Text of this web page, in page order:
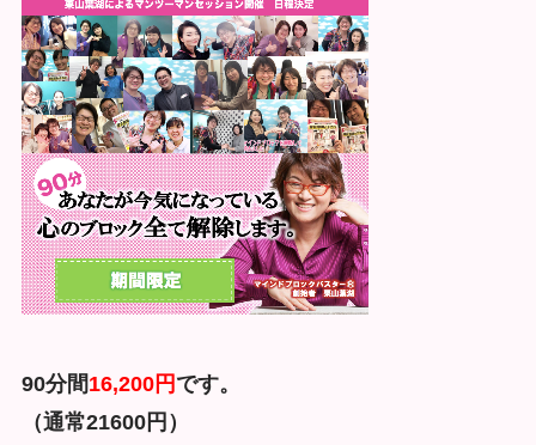
90分間16,200円 です。
（通常21600円）